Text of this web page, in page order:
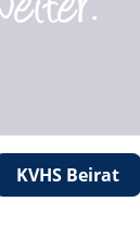
KVHS Beirat